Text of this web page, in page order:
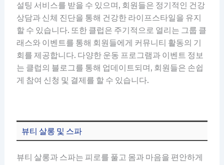
설팅 서비스를 받을 수 있으며, 회원들은 정기적인 건강
상담과 신체 진단을 통해 건강한 라이프스타일을 유지
할 수 있습니다. 또한 클럽은 주기적으로 열리는 그룹 클
래스와 이벤트를 통해 회원들에게 커뮤니티 활동의 기
회를 제공합니다. 다양한 운동 프로그램과 이벤트 정보
는 클럽의 블로그를 통해 업데이트되며, 회원들은 손쉽
게 참여 신청 및 결제를 할 수 있습니다.
뷰티 살롱 및 스파
뷰티 살롱과 스파는 피로를 풀고 몸과 마음을 편안하게